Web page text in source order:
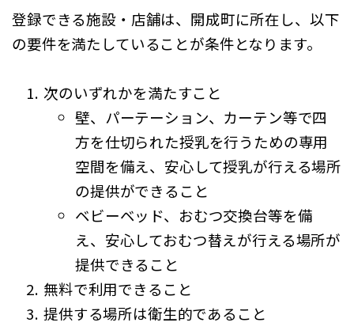
登録できる施設・店舗は、開成町に所在し、以下
の要件を満たしていることが条件となります。
次のいずれかを満たすこと
壁、パーテーション、カーテン等で四
方を仕切られた授乳を行うための専用
空間を備え、安心して授乳が行える場所
の提供ができること
ベビーベッド、おむつ交換台等を備
え、安心しておむつ替えが行える場所が
提供できること
無料で利用できること
提供する場所は衛生的であること